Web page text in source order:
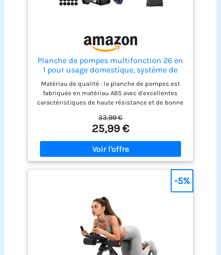
Planche de pompes multifonction 26 en
1 pour usage domestique, système de
fitness, sol, poitrine, exercices
musculaires, équipement professionnel
pour brûler les graisses pour homme (26
en 1)
Matériau de qualité : la planche de pompes est
fabriquée en matériau ABS avec d'excellentes
caractéristiques de haute résistance et de bonne
la force uniformément et peut fournir une prise en
main confortable pour minimiser la fatigue du
poignet. Des coussinets antidérapants ont
également été ajoutés pour aider à stabiliser le
corps pendant l'exercice. Offre une expérience
d'entraînement stable et sûre Planche de
peut être utilisée avec une variété d'accessoires
de gym, ce qui peut répondre à la plupart de vos
besoins d'entraînement dans la salle de sport.
Planche de push-up légère et pliable pour une
utilisation à la maison, au bureau ou à la salle de
sport. Reste stable sur toutes les surfaces Smart
Counting Pushup Board : tableau de pompes avec
écran LED HD, capteurs sensibles et précis pour
33,99 €
25,99 €
-5%